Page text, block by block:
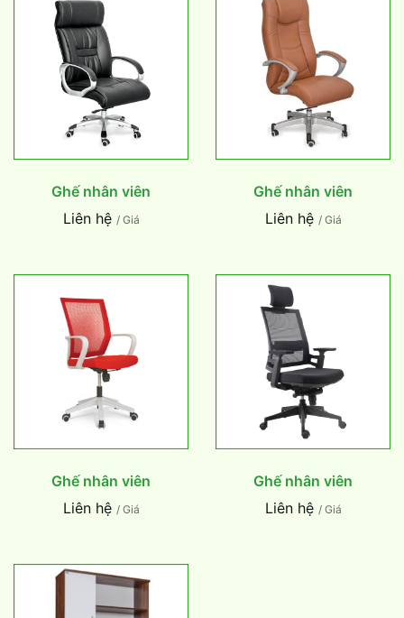
Ghế nhân viên
Liên hệ / Giá
Ghế nhân viên
Liên hệ / Giá
Ghế nhân viên
Liên hệ / Giá
Ghế nhân viên
Liên hệ / Giá